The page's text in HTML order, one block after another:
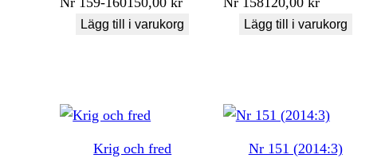
Lägg till i varukorg Lägg till i varukorg
Krig och fred Nr 151 (2014:3)